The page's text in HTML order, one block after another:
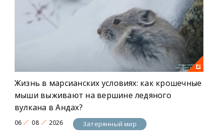
Жизнь в марсианских условиях: как крошечные
мыши выживают на вершине ледяного
вулкана в Андах?
06 08 2026 Затерянный мир